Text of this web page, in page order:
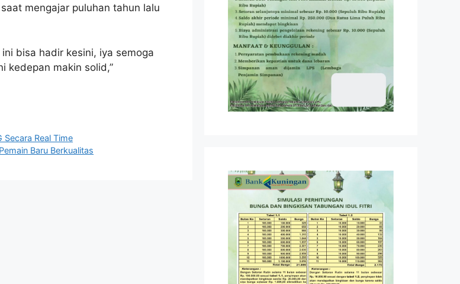
mengajar puluhan tahun lalu
bisa hadir kesini, iya semoga
kedepan makin solid,”
Secara Real Time
Baru Berkualitas